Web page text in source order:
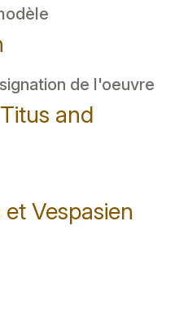
de l'oeuvre
and
Vespasien